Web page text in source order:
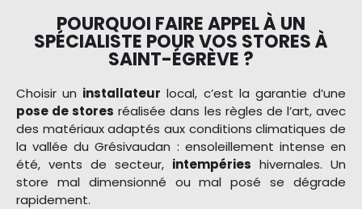
POURQUOI FAIRE APPEL À UN
SPÉCIALISTE POUR VOS STORES À
SAINT-ÉGRÈVE ?
Choisir un installateur local, c’est la garantie d’une
pose de stores réalisée dans les règles de l’art, avec
des matériaux adaptés aux conditions climatiques de
la vallée du Grésivaudan : ensoleillement intense en
été, vents de secteur, intempéries hivernales. Un
store mal dimensionné ou mal posé se dégrade
rapidement.